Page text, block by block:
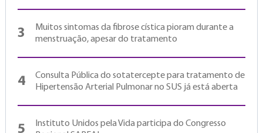
3
Muitos sintomas da fibrose cística pioram durante a
menstruação, apesar do tratamento
4
Consulta Pública do sotatercepte para tratamento de
Hipertensão Arterial Pulmonar no SUS já está aberta
5
Instituto Unidos pela Vida participa do Congresso